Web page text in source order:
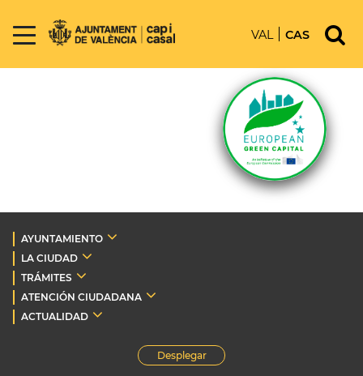
VAL CAS
AYUNTAMIENTO
LA CIUDAD
TRÁMITES
ATENCIÓN CIUDADANA
ACTUALIDAD
Desplegar